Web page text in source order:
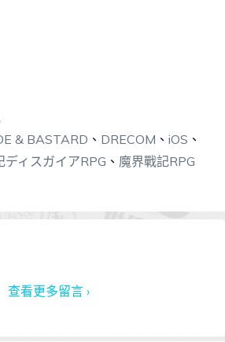
& BASTARD 、 DRECOM 、 iOS 、
ディスガイアRPG 、 魔界戰記RPG
查看更多留言 ›